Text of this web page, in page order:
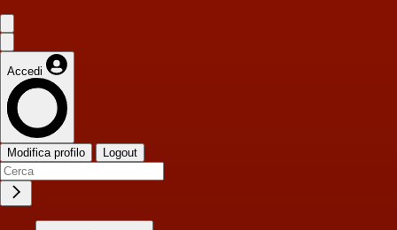
Accedi
Modifica profilo Logout